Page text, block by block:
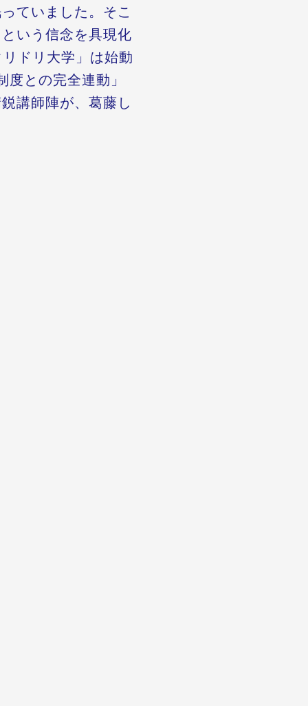
ていました。そこ
いう信念を具現化
ドリ大学」は始動
との完全連動」
講師陣が、葛藤し